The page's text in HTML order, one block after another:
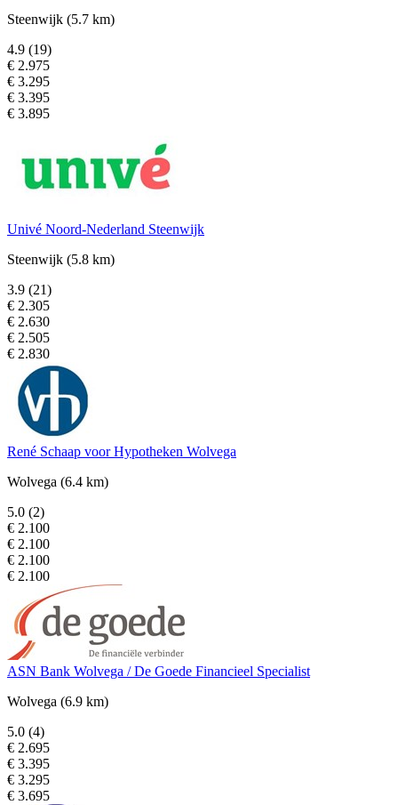
Steenwijk (5.7 km)
4.9 (19)
€ 2.975
€ 3.295
€ 3.395
€ 3.895
Univé Noord-Nederland Steenwijk
Steenwijk (5.8 km)
3.9 (21)
€ 2.305
€ 2.630
€ 2.505
€ 2.830
René Schaap voor Hypotheken Wolvega
Wolvega (6.4 km)
5.0 (2)
€ 2.100
€ 2.100
€ 2.100
€ 2.100
ASN Bank Wolvega / De Goede Financieel Specialist
Wolvega (6.9 km)
5.0 (4)
€ 2.695
€ 3.395
€ 3.295
€ 3.695